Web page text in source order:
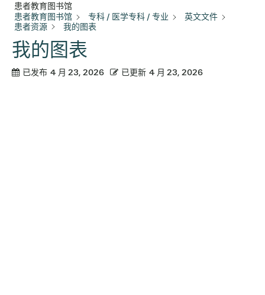
患者教育图书馆
患者教育图书馆
专科 / 医学专科 / 专业
英文文件
患者资源
我的图表
我的图表
已发布 4 月 23, 2026 已更新 4 月 23, 2026